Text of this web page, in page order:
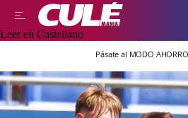
Leer en Castellano
Pásate al MODO AHORRO